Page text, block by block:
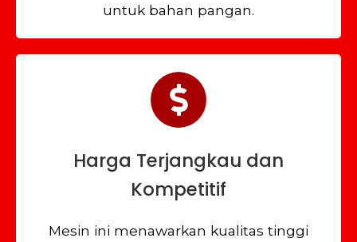
untuk bahan pangan.
Harga Terjangkau dan
Kompetitif
Mesin ini menawarkan kualitas tinggi